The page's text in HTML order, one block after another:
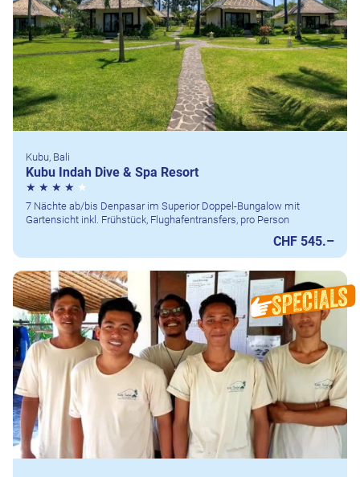
Kubu, Bali
Kubu Indah Dive & Spa Resort
7 Nächte ab/bis Denpasar im Superior Doppel-Bungalow mit
Gartensicht inkl. Frühstück, Flughafentransfers, pro Person
CHF 545.–